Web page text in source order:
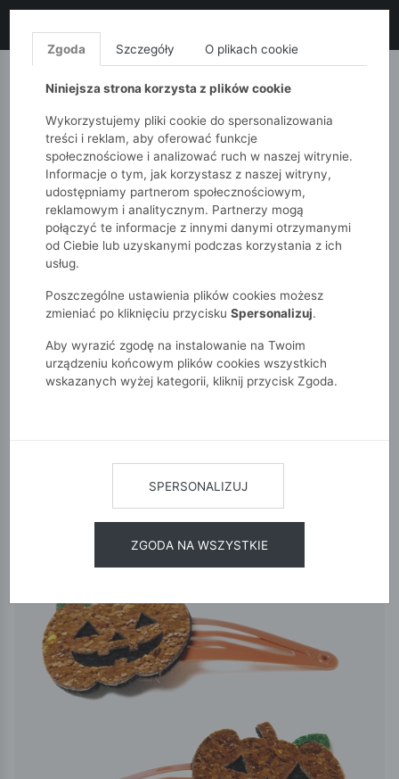
MONNARI QUIOSQUE
51015kids Halloween
HALLOWEEN
POKAŻ FILTRY
Zgoda Szczegóły O plikach cookie
Niniejsza strona korzysta z plików cookie
Wykorzystujemy pliki cookie do spersonalizowania
treści i reklam, aby oferować funkcje
społecznościowe i analizować ruch w naszej witrynie.
Informacje o tym, jak korzystasz z naszej witryny,
udostępniamy partnerom społecznościowym,
reklamowym i analitycznym. Partnerzy mogą
połączyć te informacje z innymi danymi otrzymanymi
od Ciebie lub uzyskanymi podczas korzystania z ich
usług.
Poszczególne ustawienia plików cookies możesz
zmieniać po kliknięciu przycisku Spersonalizuj.
Aby wyrazić zgodę na instalowanie na Twoim
urządzeniu końcowym plików cookies wszystkich
wskazanych wyżej kategorii, kliknij przycisk Zgoda.
SPERSONALIZUJ
ZGODA NA WSZYSTKIE